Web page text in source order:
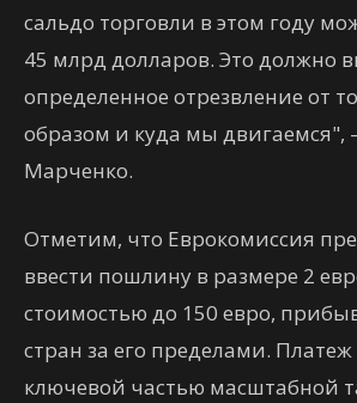
сальдо торговли в этом году
45 млрд долларов. Это должно
определенное отрезвление от
образом и куда мы двигаемся",
Марченко.
Отметим, что Еврокомиссия
ввести пошлину в размере 2
стоимостью до 150 евро,
стран за его пределами. Платеж
ключевой частью масштабной